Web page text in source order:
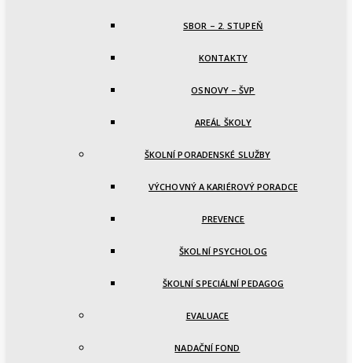
SBOR – 2. STUPEŇ
KONTAKTY
OSNOVY – ŠVP
AREÁL ŠKOLY
ŠKOLNÍ PORADENSKÉ SLUŽBY
VÝCHOVNÝ A KARIÉROVÝ PORADCE
PREVENCE
ŠKOLNÍ PSYCHOLOG
ŠKOLNÍ SPECIÁLNÍ PEDAGOG
EVALUACE
NADAČNÍ FOND